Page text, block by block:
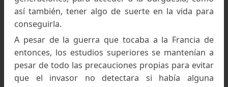
sino hubiese tenido facilidad para las
lo que, según la organización actual de los
en Francia, le hubiese conducido directamente
Escuela Politécnica. Sin embargo, entró a la
Normal Superior, con el claro objetico de
a la investigación, y eligió la física para alejarme